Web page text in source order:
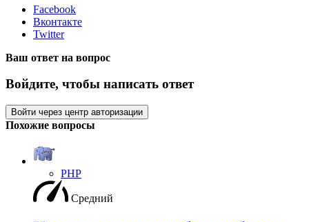
Facebook
Вконтакте
Twitter
Ваш ответ на вопрос
Войдите, чтобы написать ответ
Войти через центр авторизации
Похожие вопросы
PHP
Средний